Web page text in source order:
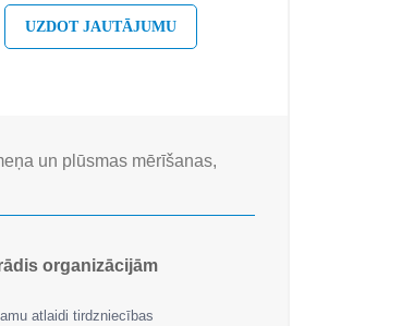
UZDOT JAUTĀJUMU
un plūsmas mērīšanas,
organizācijām
atlaidi tirdzniecības